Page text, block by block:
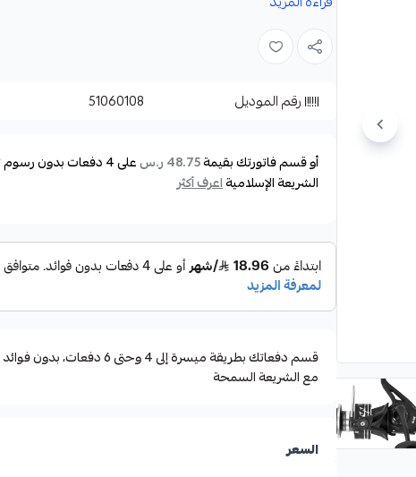
امكانية استبدال المقبض من اليمين الي اليسار او من اليسار
المواصفات :
GEAR RATIO 4.1.1
MAX DRAG 7.5KG
BALL BEARINGS 4+1BB
رقم الموديل 51060108
أو قسم فاتورتك بقيمة48.75 ر.س على4دفعات بدون رسوم
الشريعة الإسلاميةاعرف أكثر
قسم دفعاتك بطريقة ميسرة إلى 4 وحتى
مع الشريعة السمحة
السعر